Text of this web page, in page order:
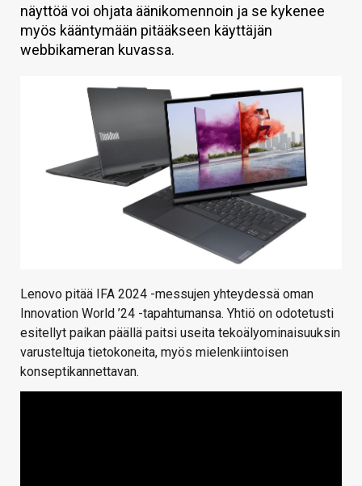
KAUPPA
VAIHDA TEEMA
näyttöä voi ohjata äänikomennoin ja se kykenee
myös kääntymään pitääkseen käyttäjän
webbikameran kuvassa.
Lenovo pitää IFA 2024 -messujen yhteydessä oman
Innovation World ’24 -tapahtumansa. Yhtiö on odotetusti
esitellyt paikan päällä paitsi useita tekoälyominaisuuksin
varusteltuja tietokoneita, myös mielenkiintoisen
konseptikannettavan.